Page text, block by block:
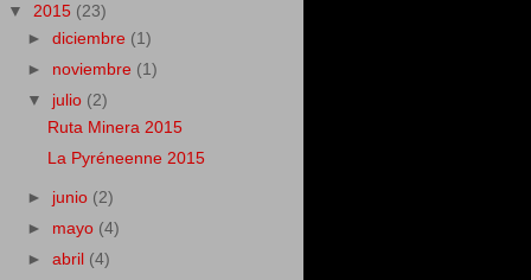
▼ 2015 (23)
►diciembre (1)
► noviembre (1)
▼ julio (2)
Ruta Minera 2015
La Pyréneenne 2015
► junio (2)
► mayo (4)
►abril (4)